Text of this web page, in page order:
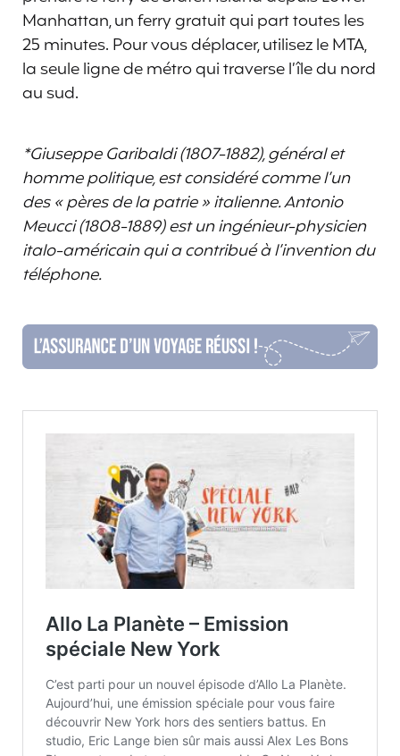
Manhattan, un ferry gratuit qui part toutes les
25 minutes. Pour vous déplacer, utilisez le MTA,
la seule ligne de métro qui traverse l’île du nord
au sud.
*Giuseppe Garibaldi (1807-1882), général et
homme politique, est considéré comme l’un
des « pères de la patrie » italienne. Antonio
Meucci (1808-1889) est un ingénieur-physicien
italo-américain qui a contribué à l’invention du
téléphone.